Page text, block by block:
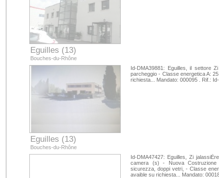
Eguilles (13)
Bouches-du-Rhône
Eguilles (13)
Bouches-du-Rhône
Id-DMA39881: Eguilles, il settore
parcheggio - Classe energetica A:
richiesta... Mandato: 000095 . Rif.:
Id-DMA47427: Eguilles, Zi
camera (s) - Nuova Costruzione
sicurezza, doppi vetri, - Classe
avaible su richiesta... Mandato: